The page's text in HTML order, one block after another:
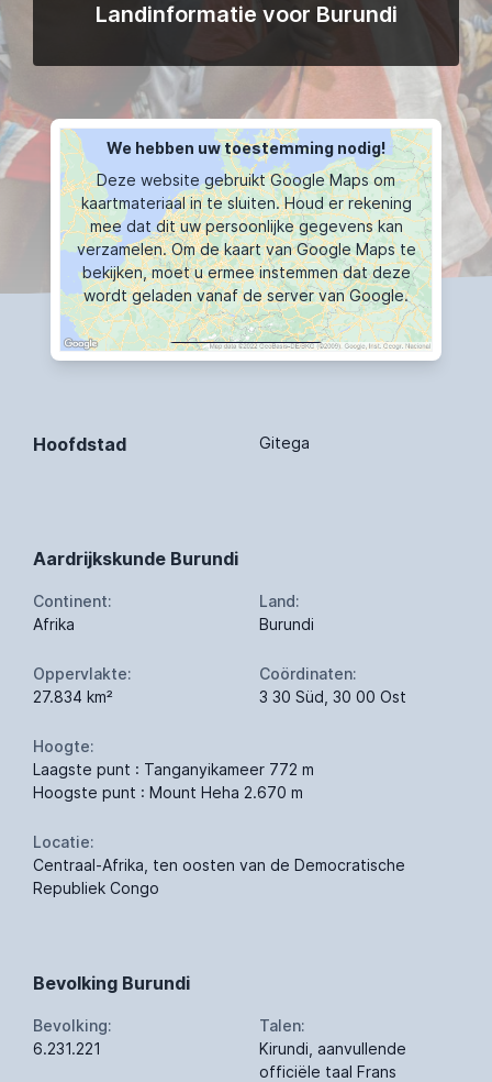
Landinformatie voor Burundi
We hebben uw toestemming nodig!
Deze website gebruikt Google Maps om
kaartmateriaal in te sluiten. Houd er rekening
mee dat dit uw persoonlijke gegevens kan
verzamelen. Om de kaart van Google Maps te
bekijken, moet u ermee instemmen dat deze
wordt geladen vanaf de server van Google.
KAART TOONT
Hoofdstad Gitega
Aardrijkskunde Burundi
Continent:
Afrika
Land:
Burundi
Oppervlakte:
27.834 km²
Coördinaten:
3 30 Süd, 30 00 Ost
Hoogte:
Laagste punt : Tanganyikameer 772 m
Hoogste punt : Mount Heha 2.670 m
Locatie:
Centraal-Afrika, ten oosten van de Democratische
Republiek Congo
Bevolking Burundi
Bevolking:
6.231.221
Talen:
Kirundi, aanvullende
officiële taal Frans